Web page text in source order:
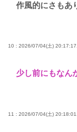
作風的にさもあ
10 : 2026/07/04(土)
少し前にもなん
11 : 2026/07/04(土)